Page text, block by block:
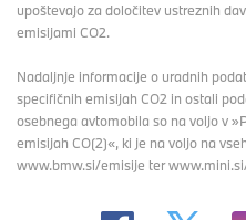
upoštevajo za določitev ustreznih
emisijami CO2.
Nadaljnje informacije o uradnih
specifičnih emisijah CO2 in ostali
osebnega avtomobila so na voljo v
emisijah CO(2)«, ki je na voljo na
www.bmw.si/emisije ter